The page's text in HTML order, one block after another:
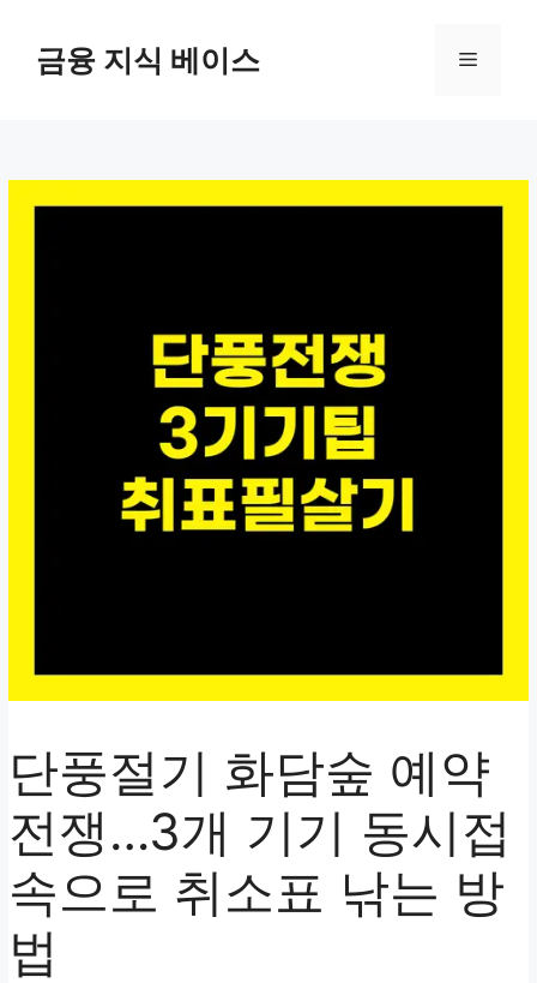
금융 지식 베이스 메
단풍절기 화담숲 예약
전쟁…3개 기기 동시접
속으로 취소표 낚는 방
법